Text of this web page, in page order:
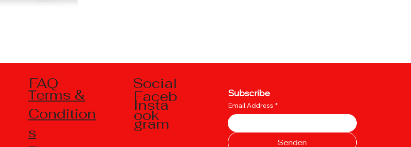
FAQ
Тerms &
Condition
s
Social
Faceb
ook
Insta
gram
Subscribe
Email Address *
Senden